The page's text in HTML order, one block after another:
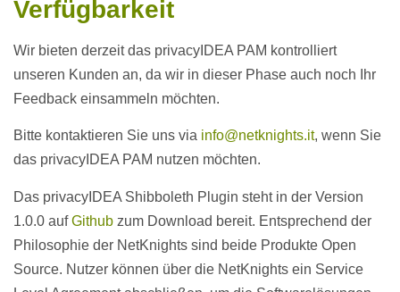
Verfügbarkeit
Wir bieten derzeit das privacyIDEA PAM kontrolliert
unseren Kunden an, da wir in dieser Phase auch noch Ihr
Feedback einsammeln möchten.
Bitte kontaktieren Sie uns via info@netknights.it, wenn Sie
das privacyIDEA PAM nutzen möchten.
Das privacyIDEA Shibboleth Plugin steht in der Version
1.0.0 aufGithub zum Download bereit. Entsprechend der
Philosophie der NetKnights sind beide Produkte Open
Source. Nutzer können über die NetKnights ein Service